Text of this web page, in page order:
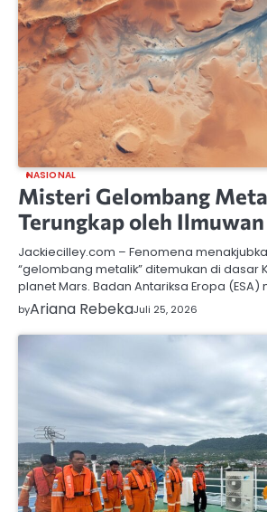
NASIONAL
Misteri Gelombang
Terungkap oleh Ilmuwan
Jackiecilley.com – Fenomena
“gelombang metalik” ditemukan di dasar
planet Mars. Badan Antariksa Eropa (ESA)
byAriana RebekaJuli 25, 2026